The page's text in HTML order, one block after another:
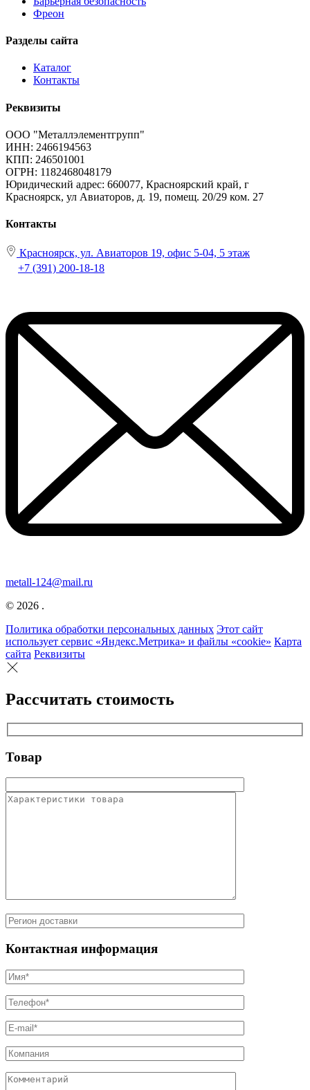
Фреон
Разделы сайта
Каталог
Контакты
Реквизиты
ООО "Металлэлементгрупп"
ИНН: 2466194563
КПП: 246501001
ОГРН: 1182468048179
Юридический адрес: 660077, Красноярский край, г
Красноярск, ул Авиаторов, д. 19, помещ. 20/29 ком. 27
Контакты
Красноярск, ул. Авиаторов 19, офис 5-04, 5 этаж
+7 (391) 200-18-18
metall-124@mail.ru
© 2026 .
Политика обработки персональных данных Этот сайт
использует сервис «Яндекс.Метрика» и файлы «cookie» Карта
сайта Реквизиты
Рассчитать стоимость
Товар
Контактная информация